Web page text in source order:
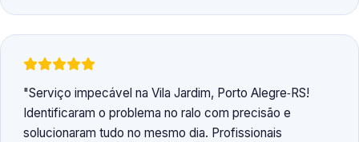
Serviço impecável na Vila Jardim, Porto Alegre‑RS!
Identificaram o problema no ralo com precisão e
solucionaram tudo no mesmo dia. Profissionais